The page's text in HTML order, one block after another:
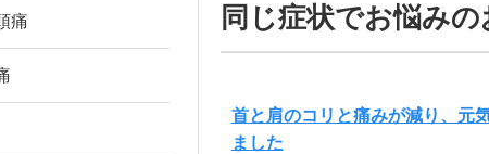
同じ症状でお悩み
首と肩のコリと痛みが減り、元
ました
痛